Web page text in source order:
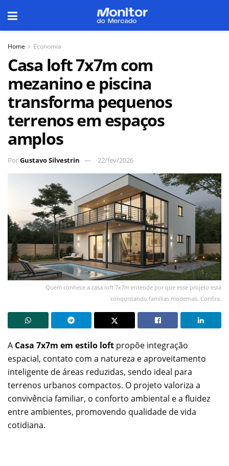
Home Economia
Casa loft 7x7m com
mezanino e piscina
transforma pequenos
terrenos em espaços
amplos
PorGustavo Silvestrin 22/fev/2026
Quem conhece a casa loft 7x7m entende por que esse projeto está
conquistando famílias modernas. Confira.
A Casa 7x7m em estilo loft propõe integração
espacial, contato com a natureza e aproveitamento
inteligente de áreas reduzidas, sendo ideal para
terrenos urbanos compactos. O projeto valoriza a
convivência familiar, o conforto ambiental e a fluidez
entre ambientes, promovendo qualidade de vida
cotidiana.